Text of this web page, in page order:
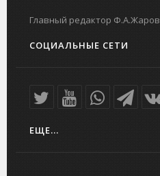
Главный редактор Ф.А.Жаров
СОЦИАЛЬНЫЕ СЕТИ
ЕЩЕ...